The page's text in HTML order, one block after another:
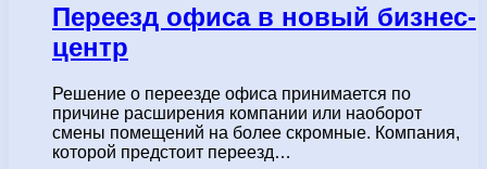
Переезд офиса в новый бизнес-
центр
Решение о переезде офиса принимается по
причине расширения компании или наоборот
смены помещений на более скромные. Компания,
которой предстоит переезд…